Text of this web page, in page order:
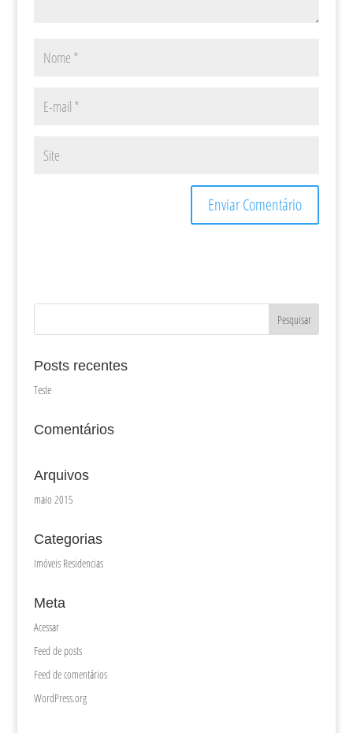
Posts recentes
Teste
Comentários
Arquivos
maio 2015
Categorias
Imóveis Residencias
Meta
Acessar
Feed de posts
Feed de comentários
WordPress.org